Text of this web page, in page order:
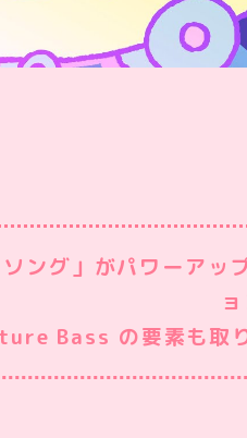
ソング」がパワーア
Bass の要素も取り